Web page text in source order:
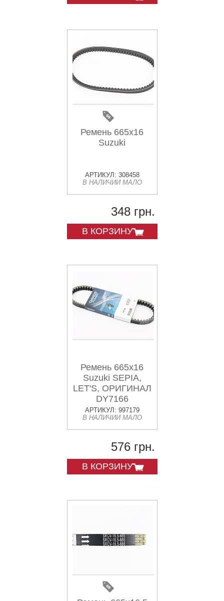
Ремень 665х16
Suzuki
АРТИКУЛ: 308458
В НАЛИЧИИ МАЛО
348 грн.
В КОРЗИНУ
Ремень 665х16
Suzuki SEPIA,
LET'S, ОРИГИНАЛ
DY7166
АРТИКУЛ: 997179
В НАЛИЧИИ МАЛО
576 грн.
В КОРЗИНУ